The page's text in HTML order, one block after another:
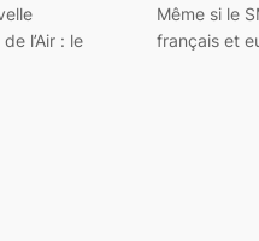
l’Air : le
Même si le
français et